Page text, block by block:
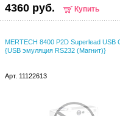
4360 руб. Купить
MERTECH 8400 P2D Superlead USB
{USB эмуляция RS232 (Магнит)}
Арт. 11122613